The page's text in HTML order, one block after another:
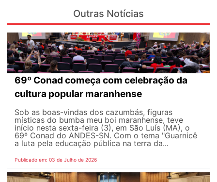
Outras Notícias
69º Conad começa com celebração da
cultura popular maranhense
Sob as boas-vindas dos cazumbás, figuras
místicas do bumba meu boi maranhense, teve
início nesta sexta-feira (3), em São Luís (MA), o
69º Conad do ANDES-SN. Com o tema "Guarnicê
a luta pela educação pública na terra da...
Publicado em: 03 de Julho de 2026